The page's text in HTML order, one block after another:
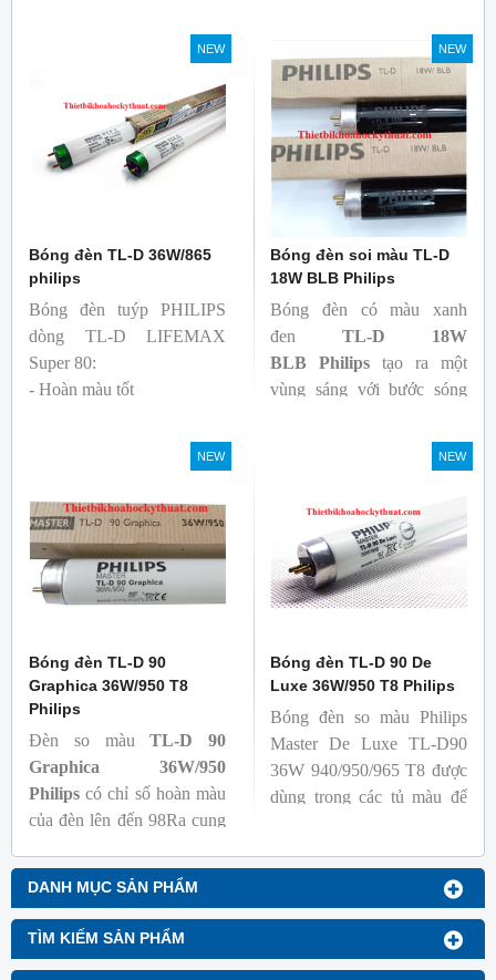
DANH MỤC SẢN PHẨM
TÌM KIẾM SẢN PHẨM
Bóng có độ hoàn màu
NEW
Bóng đèn TL-D 36W/865
philips
Bóng đèn tuýp PHILIPS
dòng TL-D LIFEMAX
Super 80:
- Hoàn màu tốt
cả ban đầu và trong suốt
tuổi thọ của bóng đèn, với
thông cao
- Tạo ra từ màu trắng ấm
đến ánh sáng ban ngày mát
mẻ
NEW
Bóng đèn soi màu TL-D
18W BLB Philips
Bóng đèn có màu xanh
đen TL-D 18W
BLB
Philips tạo ra một
vùng sáng với bước sóng
sắc trực quan. Giúp người
dùng có thể phát hiện và
và keo trong sản phẩm.
NEW
Bóng đèn TL-D 90
Graphica 36W/950 T8
Philips
Đèn so màu TL-D 90
Graphica 36W/950
Philips có chỉ số hoàn màu
của đèn lên đến 98Ra cung
gần với ánh sáng tự nhiên
giúp các sự vật hiện lên một
cách rõ ràng, đạt chuẩn màu
NEW
Bóng đèn TL-D 90 De
Luxe 36W/950 T8 Philips
Bóng đèn so màu Philips
Master De Luxe TL-D90
36W 940/950/965 T8 được
dùng trong các tủ màu để
nguồn sáng khác nhau, với
nguồn sáng trung thực, đảm
bảo chất lượng mẫu mã, sản
xuất và kiểm tra chất lượng